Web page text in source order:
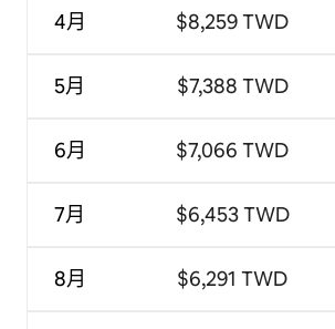
4月
5月
6月
7月
8月
$8,259 TWD
$7,388 TWD
$7,066 TWD
$6,453 TWD
$6,291 TWD